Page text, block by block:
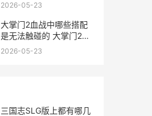
2026-05-23
大掌门2血战中哪些搭配
是无法触碰的 大掌门2阵
容站位
2026-05-23
三国志SLG版上都有哪几